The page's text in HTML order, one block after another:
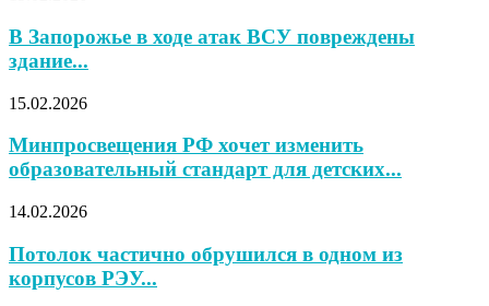
В Запорожье в ходе атак ВСУ повреждены
здание...
15.02.2026
Минпросвещения РФ хочет изменить
образовательный стандарт для детских...
14.02.2026
Потолок частично обрушился в одном из
корпусов РЭУ...